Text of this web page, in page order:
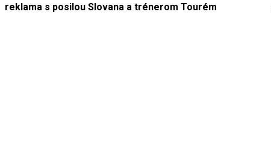
reklama s posilou Slovana a trénerom Tourém